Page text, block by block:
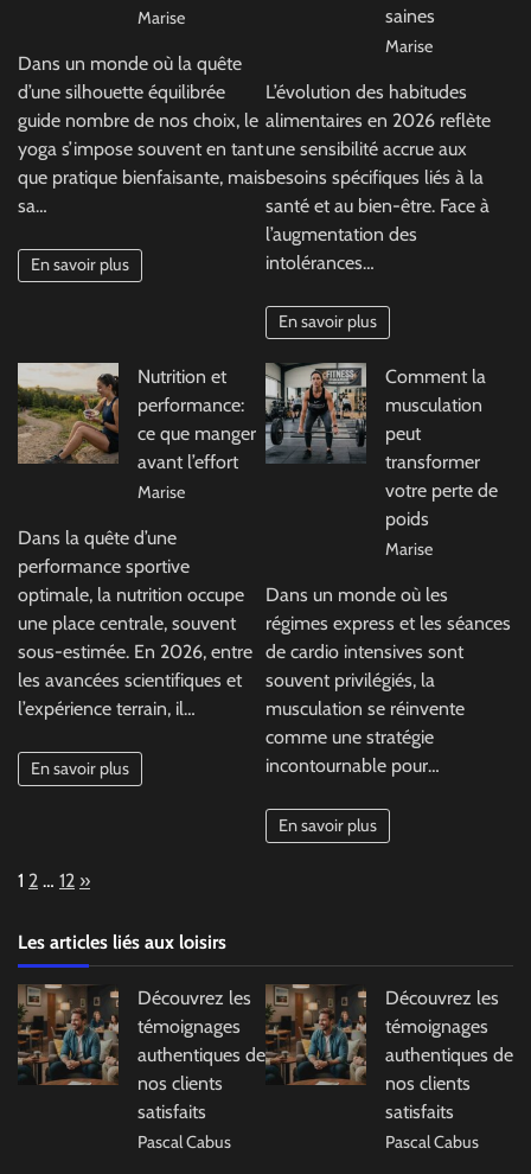
Marise
Dans un monde où la quête
d’une silhouette équilibrée
guide nombre de nos choix, le
yoga s’impose souvent en tant
que pratique bienfaisante, mais
sa…
En savoir plus
saines
Marise
L’évolution des habitudes
alimentaires en 2026 reflète
une sensibilité accrue aux
besoins spécifiques liés à la
santé et au bien-être. Face à
l’augmentation des
intolérances…
En savoir plus
Nutrition et
performance:
ce que manger
avant l’effort
Marise
Dans la quête d’une
performance sportive
optimale, la nutrition occupe
une place centrale, souvent
sous-estimée. En 2026, entre
les avancées scientifiques et
l’expérience terrain, il…
En savoir plus
Comment la
musculation
peut
transformer
votre perte de
poids
Marise
Dans un monde où les
régimes express et les séances
de cardio intensives sont
souvent privilégiés, la
musculation se réinvente
comme une stratégie
incontournable pour…
En savoir plus
Page:
1 2 … 12 Next
»
Les articles liés aux loisirs
Découvrez les
témoignages
authentiques de
nos clients
satisfaits
Pascal Cabus
Découvrez les
témoignages
authentiques de
nos clients
satisfaits
Pascal Cabus